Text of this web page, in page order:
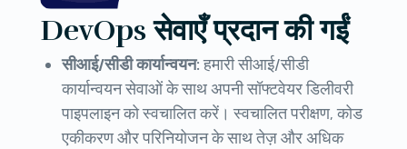
DevOps सेवाएँ प्रदान की गईं
सीआई/सीडी कार्यान्वयन:हमारी सीआई/सीडी
कार्यान्वयन सेवाओं के साथ अपनी सॉफ्टवेयर डिलीवरी
पाइपलाइन को स्वचालित करें। स्वचालित परीक्षण, कोड
एकीकरण और परिनियोजन के साथ तेज़ और अधिक